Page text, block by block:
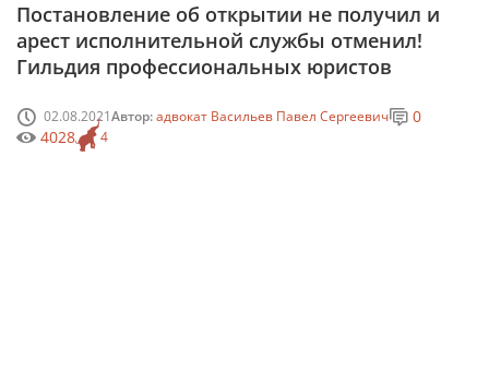
Постановление об открытии не получил и
арест исполнительной службы отменил!
Гильдия профессиональных юристов
02.08.2021Автор:адвокат Васильев Павел Сергеевич
4
0
4028